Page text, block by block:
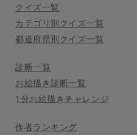
クイズ一覧
カテゴリ別クイズ一覧
都道府県別クイズ一覧
診断一覧
お絵描き診断一覧
1分お絵描きチャレンジ
作者ランキング